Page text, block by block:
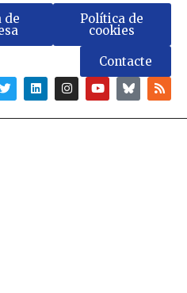
de Política de
cookies
Contacte